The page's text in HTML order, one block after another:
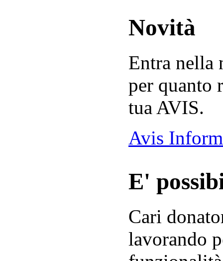
Novità
Entra nella
per quanto
tua AVIS.
Avis
E'
Cari
lavorando